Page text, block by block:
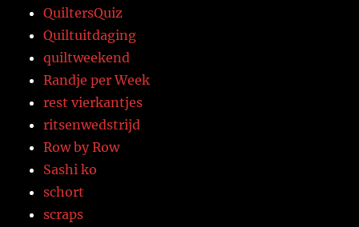
QuiltersQuiz
Quiltuitdaging
quiltweekend
Randje per Week
rest vierkantjes
ritsenwedstrijd
Row by Row
Sashi ko
schort
scraps